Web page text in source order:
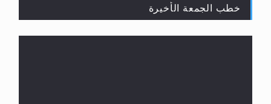
خطب الجمعة الأخيرة